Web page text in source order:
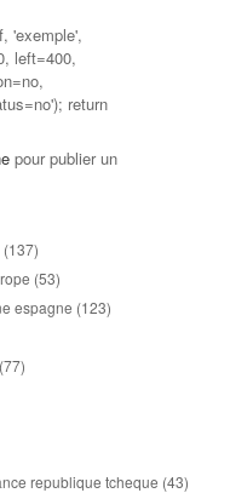
'exemple',
left=400,
return
pour publier un
(137)
(53)
espagne (123)
(77)
republique tcheque (43)